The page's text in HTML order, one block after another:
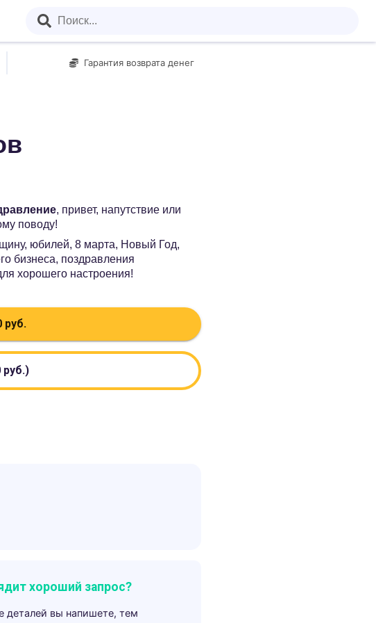
Гарантия возврата денег
, привет, напутствие или
поводу!
юбилей, 8 марта, Новый Год,
бизнеса, поздравления
хорошего настроения!
руб.
руб.)
хороший запрос?
деталей вы напишете, тем